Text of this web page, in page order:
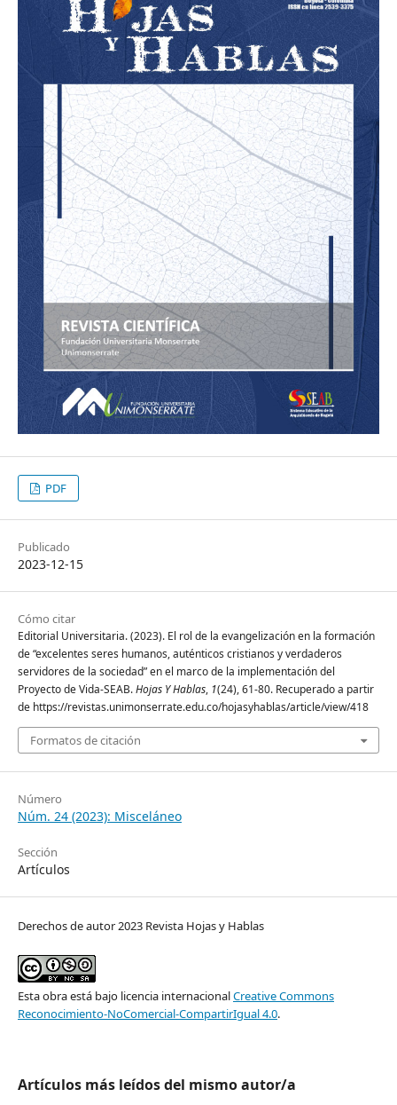
PDF
Publicado
2023-12-15
Cómo citar
Editorial Universitaria. (2023). El rol de la evangelización en la formación
de “excelentes seres humanos, auténticos cristianos y verdaderos
servidores de la sociedad” en el marco de la implementación del
Proyecto de Vida-SEAB.Hojas Y Hablas, 1(24), 61-80. Recuperado a partir
de https://revistas.unimonserrate.edu.co/hojasyhablas/article/view/418
Formatos de citación
Número
Núm. 24 (2023): Misceláneo
Sección
Artículos
Derechos de autor 2023 Revista Hojas y Hablas
Esta obra está bajo licencia internacionalCreative Commons
Reconocimiento-NoComercial-CompartirIgual 4.0.
Artículos más leídos del mismo autor/a